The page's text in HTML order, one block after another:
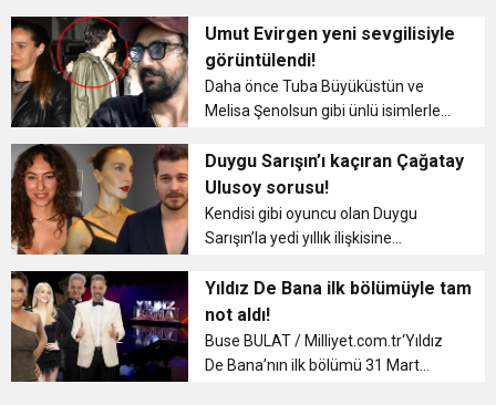
buluşturdu
11:36 Hareketsiz yaşam diyabete neden oluyor
11:32 Dr. Öcük, karın germe estetiği ile ilgili bilgi verdi
10:45 Terör Örgütüne MİT’ten Darbe!
yansımıştı. Flaşların patlamasıyla
şok yaşayan sevgililer, kısa ...
Umut Evirgen yeni sevgilisiyle
görüntülendi!
Daha önce Tuba Büyüküstün ve
Melisa Şenolsun gibi ünlü isimlerle
olarak Serenay Sarıkaya ile
birlikteydi. Çift, geçtiğimiz sene
yollarını ayırmış, uzun süre birlikte
görü...
Duygu Sarışın’ı kaçıran Çağatay
Ulusoy sorusu!
Kendisi gibi oyuncu olan Duygu
Sarışın’la yedi yıllık ilişkisine
sedasız nokta koyan Çağatay
Ulusoy’un yeni bir aşka yelken açtığı
geçtiğimiz günlerde ortaya ...
Yıldız De Bana ilk bölümüyle tam
not aldı!
Buse BULAT / Milliyet.com.tr‘Yıldız
De Bana’nın ilk bölümü 31 Mart